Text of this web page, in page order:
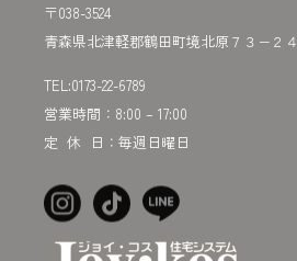
〒038-3524
青森県北津軽郡鶴田町境北原７３−２４
TEL:0173-22-6789
営業時間：8:00 – 17:00
定 休 日：毎週日曜日